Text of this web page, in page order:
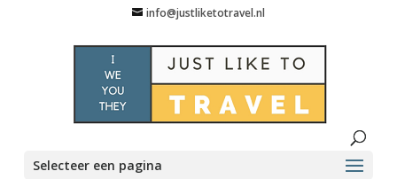
info@justliketotravel.nl
Selecteer een pagina